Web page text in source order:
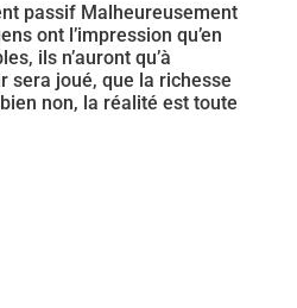
passif Malheureusement
ont l’impression qu’en
ils n’auront qu’à
sera joué, que la richesse
non, la réalité est toute